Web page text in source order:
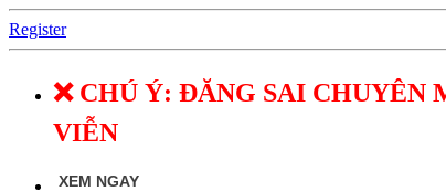
Register
❌ CHÚ Ý: ĐĂNG SAI CHUYÊN
VIỄN